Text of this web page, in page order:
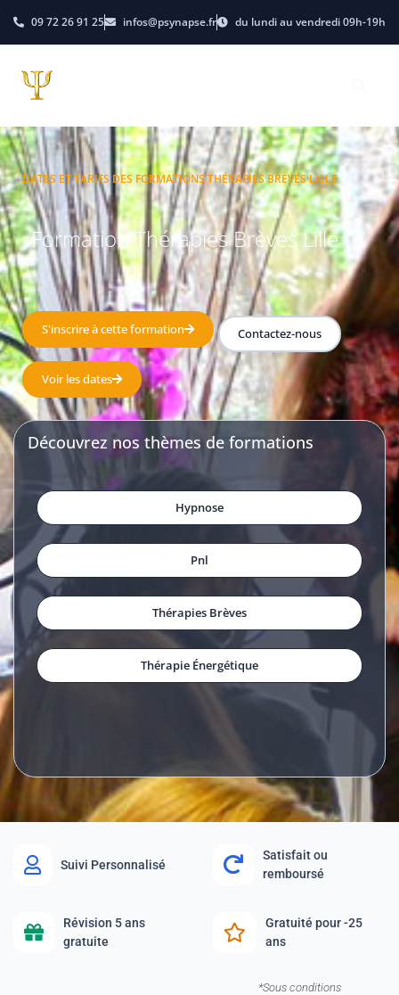
09 72 26 91 25 infos@psynapse.fr du lundi au vendredi 09h-19h
DATES ET TARIFS DES FORMATIONS THÉRAPIES BRÈVES LILLE
Formation Thérapies Brèves Lille
S'inscrire à cette formation Contactez-nous
Voir les dates
Découvrez nos thèmes de formations
Hypnose
Pnl
Thérapies Brèves
Thérapie Énergétique
Suivi Personnalisé
Satisfait ou
remboursé
Révision 5 ans
gratuite
Gratuité pour -25
ans
*Sous conditions